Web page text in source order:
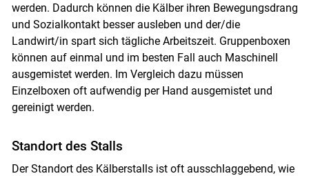
werden. Dadurch können die Kälber ihren Bewegungsdrang
und Sozialkontakt besser ausleben und der/die
Landwirt/in spart sich tägliche Arbeitszeit. Gruppenboxen
können auf einmal und im besten Fall auch Maschinell
ausgemistet werden. Im Vergleich dazu müssen
Einzelboxen oft aufwendig per Hand ausgemistet und
gereinigt werden.
Standort des Stalls
Der Standort des Kälberstalls ist oft ausschlaggebend, wie